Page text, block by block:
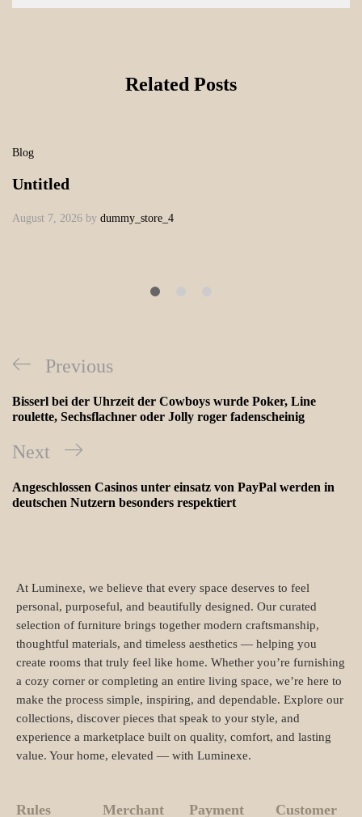
Related Posts
Blog
Untitled
August 7, 2026 by dummy_store_4
Previous
Bisserl bei der Uhrzeit der Cowboys wurde Poker, Line
roulette, Sechsflachner oder Jolly roger fadenscheinig
Next
Angeschlossen Casinos unter einsatz von PayPal werden in
deutschen Nutzern besonders respektiert
At Luminexe, we believe that every space deserves to feel
personal, purposeful, and beautifully designed. Our curated
selection of furniture brings together modern craftsmanship,
thoughtful materials, and timeless aesthetics — helping you
create rooms that truly feel like home. Whether you’re furnishing
a cozy corner or completing an entire living space, we’re here to
make the process simple, inspiring, and dependable. Explore our
collections, discover pieces that speak to your style, and
experience a marketplace built on quality, comfort, and lasting
value. Your home, elevated — with Luminexe.
Rules
Merchant
Payment
Customer